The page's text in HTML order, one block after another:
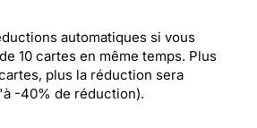
automatiques si vous
10 cartes en même temps. Plus
plus la réduction sera
-40% de réduction).